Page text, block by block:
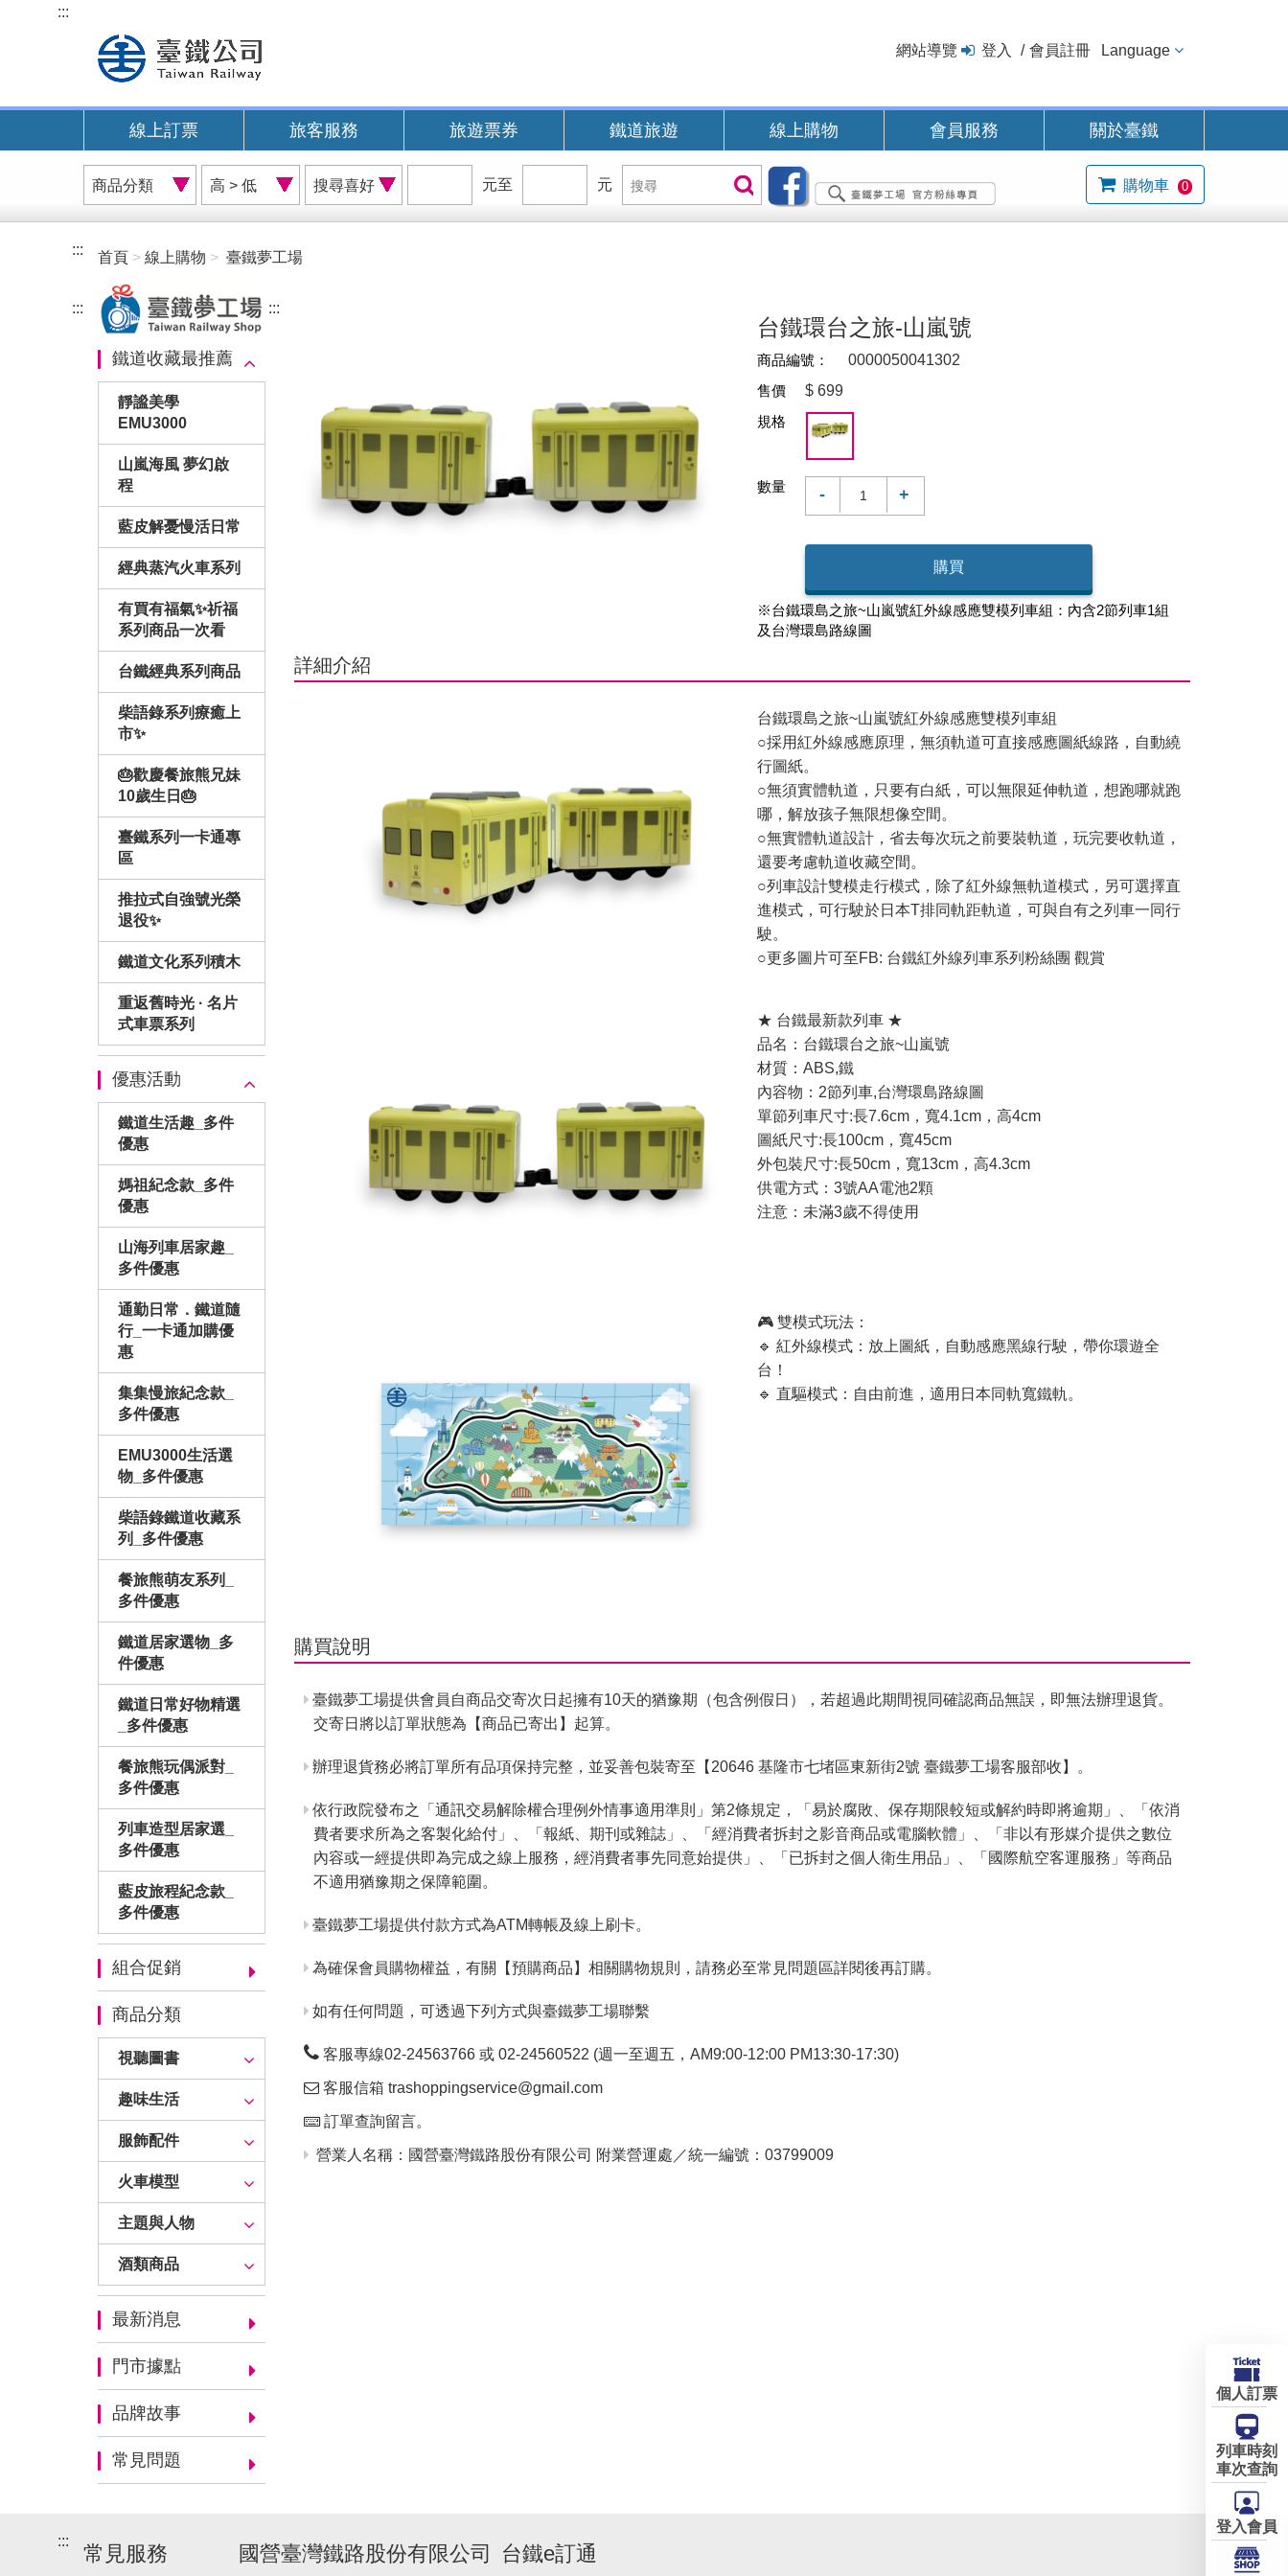
內
:::
網站導覽 登入 會員註冊 Language
線上訂票 旅客服務 旅遊票券 鐵道旅遊 線上購物 會員服務 關於臺鐵
商
品
分
價
格
排
搜
尋
喜
位
元至
位
元
搜
尋
搜尋 購物車 0
::: 首頁 線上購物 臺鐵夢工場
:::
鐵道收藏最推薦
靜謐美學
EMU3000
山嵐海風 夢幻啟
程
藍皮解憂慢活日常
經典蒸汽火車系列
有買有福氣✨祈福
系列商品一次看
台鐵經典系列商品
柴語錄系列療癒上
市✨
🎂歡慶餐旅熊兄妹
10歲生日🎂
臺鐵系列一卡通專
區
推拉式自強號光榮
退役✨
鐵道文化系列積木
重返舊時光 · 名片
式車票系列
優惠活動
鐵道生活趣_多件
優惠
媽祖紀念款_多件
優惠
山海列車居家趣_
多件優惠
通勤日常．鐵道隨
行_一卡通加購優
惠
集集慢旅紀念款_
多件優惠
EMU3000生活選
物_多件優惠
柴語錄鐵道收藏系
列_多件優惠
餐旅熊萌友系列_
多件優惠
鐵道居家選物_多
件優惠
鐵道日常好物精選
_多件優惠
餐旅熊玩偶派對_
多件優惠
列車造型居家選_
多件優惠
藍皮旅程紀念款_
多件優惠
組合促銷
商品分類
視聽圖書
趣味生活
服飾配件
火車模型
主題與人物
酒類商品
最新消息
門市據點
品牌故事
常見問題
:::
台鐵環台之旅-山嵐號
商品編號：
0000050041302
售價
$ 699
規格
數量 - +
購買
※台鐵環島之旅~山嵐號紅外線感應雙模列車組：內含2節列車1組
及台灣環島路線圖
詳細介紹
台鐵環島之旅~山嵐號紅外線感應雙模列車組
○採用紅外線感應原理，無須軌道可直接感應圖紙線路，自動繞
行圖紙。
○無須實體軌道，只要有白紙，可以無限延伸軌道，想跑哪就跑
哪，解放孩子無限想像空間。
○無實體軌道設計，省去每次玩之前要裝軌道，玩完要收軌道，
還要考慮軌道收藏空間。
○列車設計雙模走行模式，除了紅外線無軌道模式，另可選擇直
進模式，可行駛於日本T排同軌距軌道，可與自有之列車一同行
駛。
○更多圖片可至FB: 台鐵紅外線列車系列粉絲團 觀賞
★ 台鐵最新款列車 ★
品名：台鐵環台之旅~山嵐號
材質：ABS,鐵
內容物：2節列車,台灣環島路線圖
單節列車尺寸:長7.6cm，寬4.1cm，高4cm
圖紙尺寸:長100cm，寬45cm
外包裝尺寸:長50cm，寬13cm，高4.3cm
供電方式：3號AA電池2顆
注意：未滿3歲不得使用
🎮 雙模式玩法：
🔹 紅外線模式：放上圖紙，自動感應黑線行駛，帶你環遊全
台！
🔹 直驅模式：自由前進，適用日本同軌寬鐵軌。
購買說明
臺鐵夢工場提供會員自商品交寄次日起擁有10天的猶豫期（包含例假日），若超過此期間視同確認商品無誤，即無法辦理退貨。
交寄日將以訂單狀態為【商品已寄出】起算。
辦理退貨務必將訂單所有品項保持完整，並妥善包裝寄至【20646 基隆市七堵區東新街2號 臺鐵夢工場客服部收】。
依行政院發布之「通訊交易解除權合理例外情事適用準則」第2條規定，「易於腐敗、保存期限較短或解約時即將逾期」、「依消
費者要求所為之客製化給付」、「報紙、期刊或雜誌」、「經消費者拆封之影音商品或電腦軟體」、「非以有形媒介提供之數位
內容或一經提供即為完成之線上服務，經消費者事先同意始提供」、「已拆封之個人衛生用品」、「國際航空客運服務」等商品
不適用猶豫期之保障範圍。
臺鐵夢工場提供付款方式為ATM轉帳及線上刷卡。
為確保會員購物權益，有關【預購商品】相關購物規則，請務必至常見問題區詳閱後再訂購。
如有任何問題，可透過下列方式與臺鐵夢工場聯繫
客服專線02-24563766 或 02-24560522 (週一至週五，AM9:00-12:00 PM13:30-17:30)
客服信箱 trashoppingservice@gmail.com
訂單查詢留言。
營業人名稱：國營臺灣鐵路股份有限公司 附業營運處／統一編號：03799009
:::
常見服務 國營臺灣鐵路股份有限公司 台鐵e訂通
個人訂票
列車時刻
車次查詢
登入會員